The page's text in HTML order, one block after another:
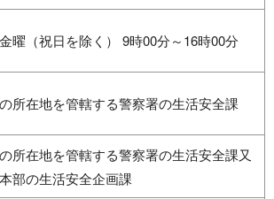
曜（祝日を除く） 9時00分～16時00分
所在地を管轄する警察署の生活安全課
所在地を管轄する警察署の生活安全課又
部の生活安全企画課